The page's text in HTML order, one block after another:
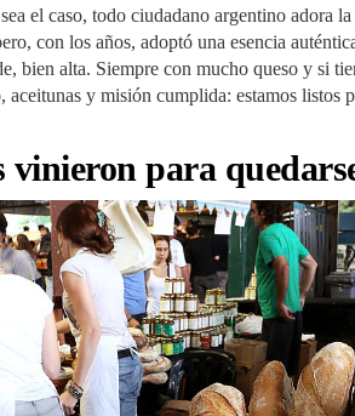
el caso, todo ciudadano argentino adora la
con los años, adoptó una esencia
bien alta. Siempre con mucho queso y si
y misión cumplida: estamos listos
vinieron para